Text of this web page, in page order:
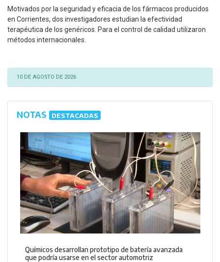
Motivados por la seguridad y eficacia de los fármacos producidos
en Corrientes, dos investigadores estudian la efectividad
terapéutica de los genéricos. Para el control de calidad utilizaron
métodos internacionales.
10 DE AGOSTO DE 2026
NOTAS DESTACADAS
Químicos desarrollan prototipo de batería avanzada
que podría usarse en el sector automotriz